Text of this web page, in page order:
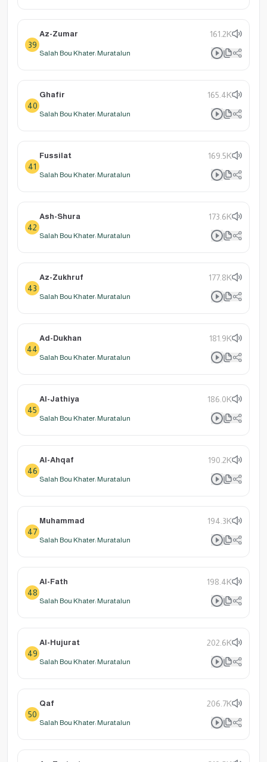
39
Az-Zumar 161.2K
Salah Bou Khater: Muratalun
40
Ghafir 165.4K
Salah Bou Khater: Muratalun
41
Fussilat 169.5K
Salah Bou Khater: Muratalun
42
Ash-Shura 173.6K
Salah Bou Khater: Muratalun
43
Az-Zukhruf 177.8K
Salah Bou Khater: Muratalun
44
Ad-Dukhan 181.9K
Salah Bou Khater: Muratalun
45
Al-Jathiya 186.0K
Salah Bou Khater: Muratalun
46
Al-Ahqaf 190.2K
Salah Bou Khater: Muratalun
47
Muhammad 194.3K
Salah Bou Khater: Muratalun
48
Al-Fath 198.4K
Salah Bou Khater: Muratalun
49
Al-Hujurat 202.6K
Salah Bou Khater: Muratalun
50
Qaf 206.7K
Salah Bou Khater: Muratalun